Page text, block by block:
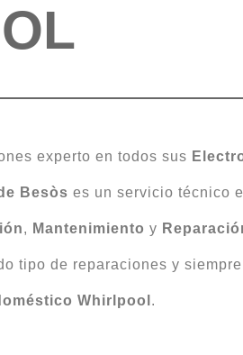
experto en todos sus
Besòs es un servicio técnico
, Mantenimiento y
tipo de reparaciones y siempre
Whirlpool .